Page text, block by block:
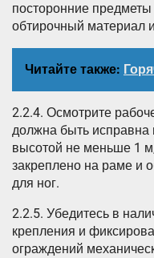
посторонние
обтирочный материал
Читайте также:
2.2.4. Осмотрите
должна быть исправна
высотой не меньше 1
закреплено на раме и
для ног.
2.2.5. Убедитесь в
крепления и
ограждений